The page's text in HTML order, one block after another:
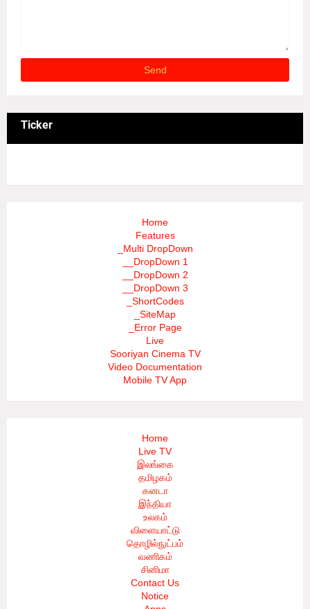
Ticker
Home
Features
_Multi DropDown
__DropDown 1
__DropDown 2
__DropDown 3
_ShortCodes
_SiteMap
_Error Page
Live
Sooriyan Cinema TV
Video Documentation
Mobile TV App
Home
Live TV
இலங்கை
தமிழகம்
கனடா
இந்தியா
உலகம்
விளையாட்டு
தொழில்நுட்பம்
வணிகம்
சினிமா
Contact Us
Notice